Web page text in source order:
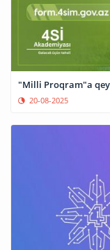
"Milli Proqram"a
20-08-2025